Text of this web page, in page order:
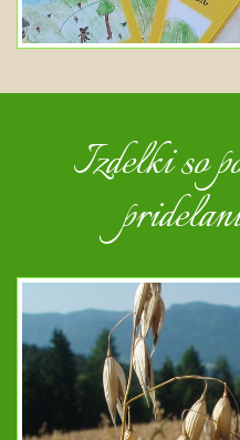
Izdelki so